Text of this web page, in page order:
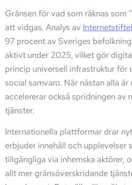
Gränsen för vad som räknas
att vidgas. Analys av
97 procent av Sveriges
aktivt under 2025, vilket gör
princip universell infrastruktur för
social samvaro. När nästan alla
accelererar också spridningen av
tjänster.
Internationella plattformar drar
erbjuder innehåll och upplevelser
tillgängliga via inhemska aktörer,
allt mer gränsöverskridande